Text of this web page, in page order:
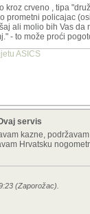
kroz crveno , tipa
prometni policajac
ali molio bih Vas
- to može proći
ASICS
servis
kazne,
Hrvatsku
(Zaporožac).